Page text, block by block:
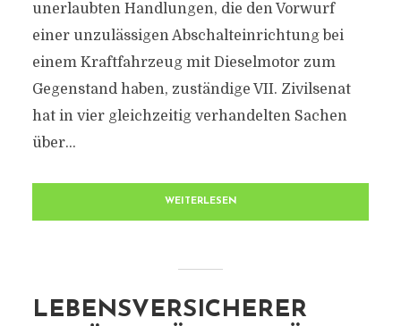
unerlaubten Handlungen, die den Vorwurf
einer unzulässigen Abschalteinrichtung bei
einem Kraftfahrzeug mit Dieselmotor zum
Gegenstand haben, zuständige VII. Zivilsenat
hat in vier gleichzeitig verhandelten Sachen
über...
WEITERLESEN
LEBENSVERSICHERER